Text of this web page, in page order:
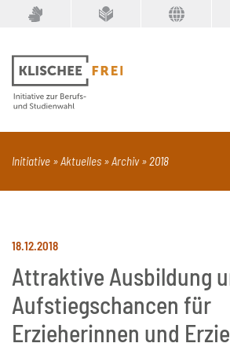
Suchbegriff
PDF Seite mit Video
Initiative Aktuelles Archiv 2018
18.12.2018
Attraktive Ausbildung
Aufstiegschancen für
Erzieherinnen und